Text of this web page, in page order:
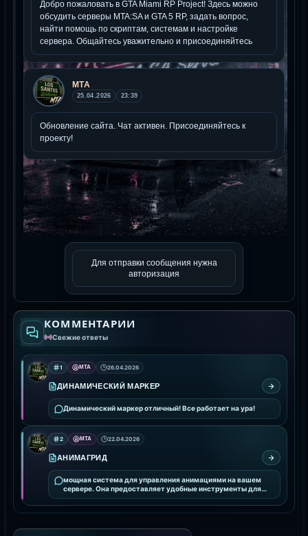
Для отправки сообщения нужна
авторизация
КОММЕНТАРИИ
Свежие ответы
1 MTA 26.04.2026
ДИНАМИЧЕСКИЙ МАРКЕР
Динамический маркер отличный! Все работает на ура!
2 MTA 22.04.2026
АНИМАГРИД
мощная система для управления анимациями на вашем
сервере. Она предоставляет удобные инструменты для
интеграции и настройки анимаций, улучшая визуальное